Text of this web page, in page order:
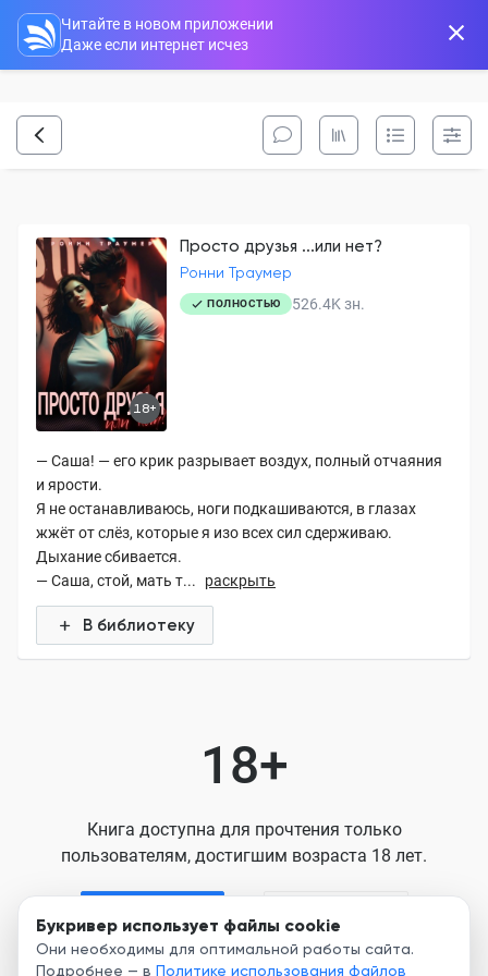
Букривер использует файлы cookie
Они необходимы для оптимальной работы сайта.
Подробнее — в Политике использования файлов
Читайте в новом приложении
Даже если интернет исчез
18+
Просто друзья ...или нет?
Ронни Траумер
ПОЛНОСТЬЮ 526.4K зн.
— Саша! — его крик разрывает воздух, полный отчаяния
и ярости.
Я не останавливаюсь, ноги подкашиваются, в глазах
жжёт от слёз, которые я изо всех сил сдерживаю.
Дыхание сбивается.
— Саша, стой, мать т...
раскрыть
В библиотеку
18+
Книга доступна для прочтения только
пользователям, достигшим возраста 18 лет.